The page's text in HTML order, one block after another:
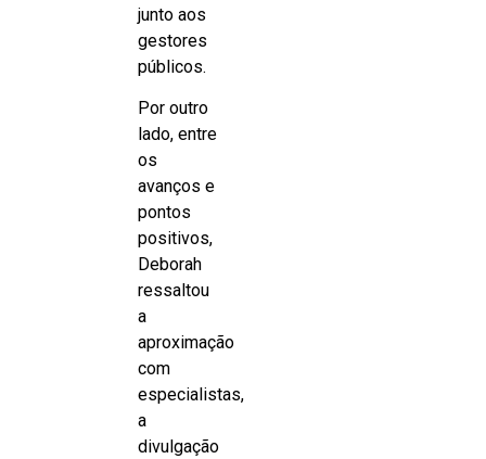
junto aos
gestores
públicos.
Por outro
lado, entre
os
avanços e
pontos
positivos,
Deborah
ressaltou
a
aproximação
com
especialistas,
a
divulgação